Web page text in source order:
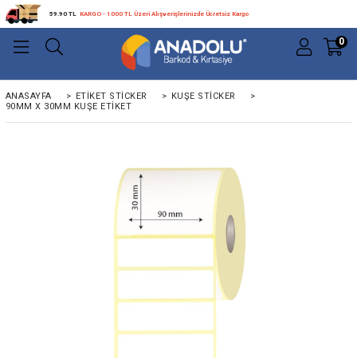
59.90 TL KARGO - 1000 TL Üzeri Alışverişlerinizde Ücretsiz Kargo
0
ANASAYFA > ETIKET STICKER > KUŞE STICKER
>
90MM X 30MM KUŞE ETIKET